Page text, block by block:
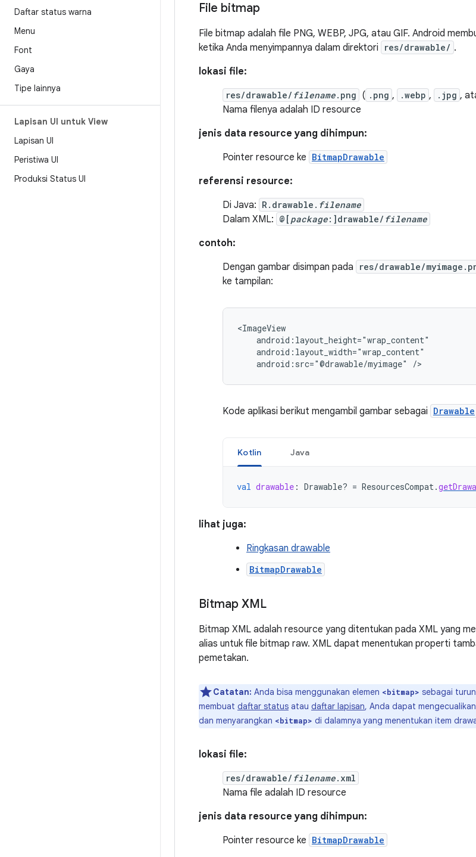
Daftar status warna
Menu
Font
Gaya
Tipe lainnya
Lapisan UI untuk View
Lapisan UI
Peristiwa UI
Produksi Status UI
File bitmap
File bitmap adalah file PNG, WEBP, JPG, atau GIF. Android
ketika Anda menyimpannya dalam direktori
res/drawable/ .
lokasi file:
res/drawable/ filename.png ( .png , .webp , .jpg ,
Nama filenya adalah ID resource
jenis data resource yang dihimpun:
Pointer resource ke BitmapDrawable
referensi resource:
Di Java: R.drawable. filename
Dalam XML: @[ package:]drawable/ filename
contoh:
Dengan gambar disimpan pada
res/drawable/
ke tampilan:
android:src="@drawable/myimage"
/>
Kode aplikasi berikut mengambil gambar sebagai Drawable
Kotlin Java
val drawable : Drawable? = ResourcesCompat.
lihat juga:
Ringkasan drawable
BitmapDrawable
Bitmap XML
Bitmap XML adalah resource yang ditentukan pada XML yang
alias untuk file bitmap raw. XML dapat menentukan properti
pemetakan.
Catatan: Anda bisa menggunakan elemen <bitmap> sebagai
membuat daftar status atau daftar lapisan, Anda dapat
dan menyarangkan <bitmap> di dalamnya yang menentukan item
lokasi file:
res/drawable/ filename.xml
Nama file adalah ID resource
jenis data resource yang dihimpun:
Pointer resource ke BitmapDrawable